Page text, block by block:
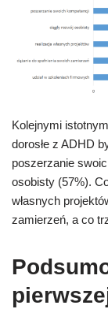
Kolejnymi
dorosłe z ADHD
poszerzanie
osobisty (57%).
własnych
zamierzeń, a co